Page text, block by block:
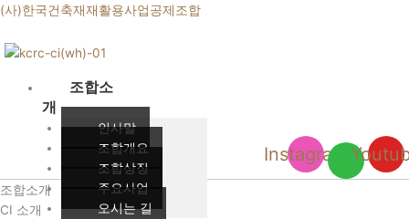
콘
츠
(사)한국건축재재활용사업공제조합
조합소
개
인사말
조합개요
조합상징
주요사업
오시는 길
Instagram
조합소개
CI 소개